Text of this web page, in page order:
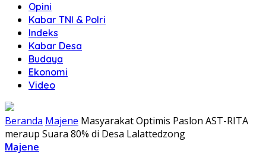
Opini
Kabar TNI & Polri
Indeks
Kabar Desa
Budaya
Ekonomi
Video
Beranda Majene Masyarakat Optimis Paslon AST-RITA
meraup Suara 80% di Desa Lalattedzong
Majene